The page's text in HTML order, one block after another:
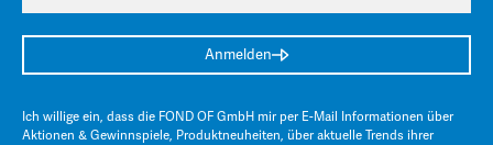
Anmelden
Ich willige ein, dass die FOND OF GmbH mir per E-Mail Informationen über
Aktionen & Gewinnspiele, Produktneuheiten, über aktuelle Trends ihrer